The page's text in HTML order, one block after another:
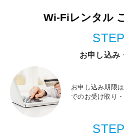
Wi-Fiレンタル
お申し込み
お申し込み期限
でのお受け取り